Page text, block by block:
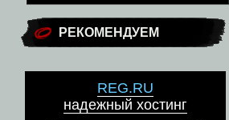
РЕКОМЕНДУЕМ
REG.RU
надежный хостинг